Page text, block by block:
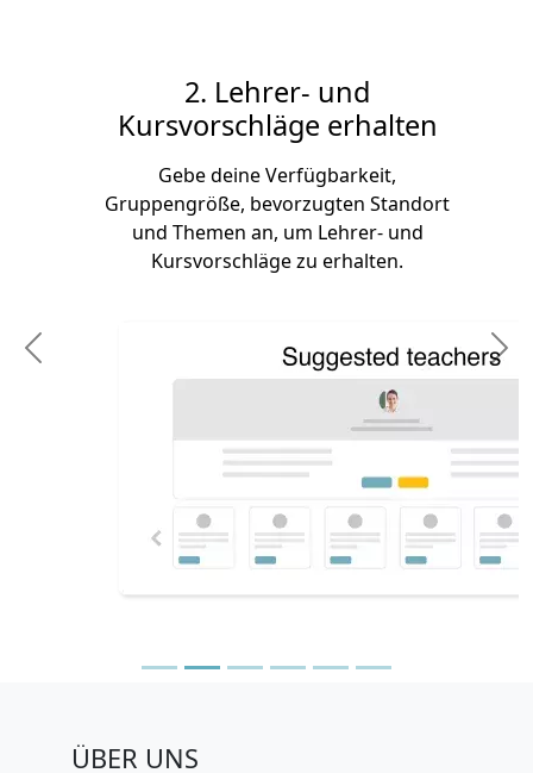
2. Lehrer- und
Kursvorschläge erhalten
Gebe deine Verfügbarkeit,
Gruppengröße, bevorzugten Standort
und Themen an, um Lehrer- und
Kursvorschläge zu erhalten.
Previous
ÜBER UNS